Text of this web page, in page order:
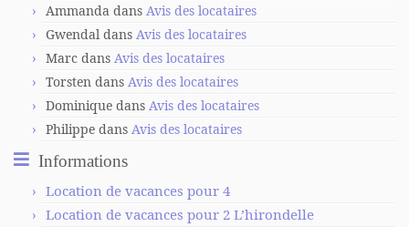
Ammanda dans Avis des locataires
Gwendal dans Avis des locataires
Marc dans Avis des locataires
Torsten dans Avis des locataires
Dominique dans Avis des locataires
Philippe dans Avis des locataires
Informations
Location de vacances pour 4
Location de vacances pour 2 L’hirondelle